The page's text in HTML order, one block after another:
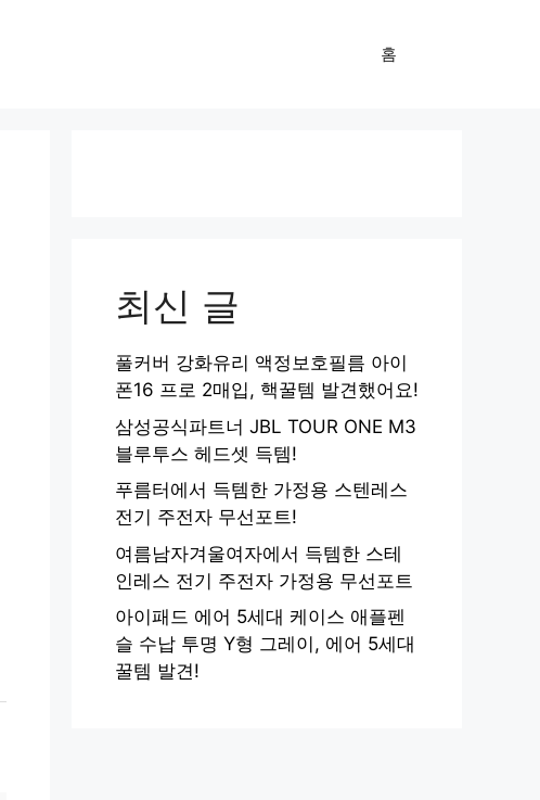
홈
최신 글
풀커버 강화유리 액정보호필름 아이
폰16 프로 2매입, 핵꿀템 발견했어요!
삼성공식파트너 JBL TOUR ONE M3
블루투스 헤드셋 득템!
푸름터에서 득템한 가정용 스텐레스
전기 주전자 무선포트!
여름남자겨울여자에서 득템한 스테
인레스 전기 주전자 가정용 무선포트
아이패드 에어 5세대 케이스 애플펜
슬 수납 투명 Y형 그레이, 에어 5세대
꿀템 발견!